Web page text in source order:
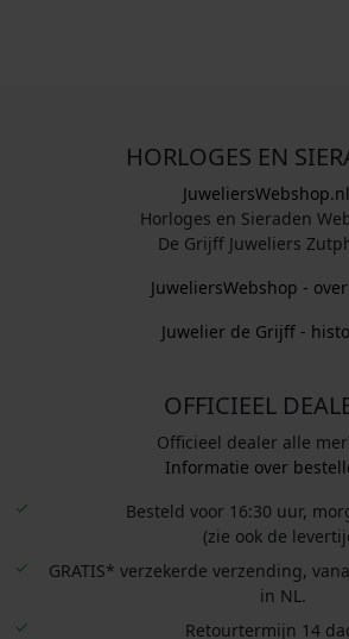
HORLOGES EN
JuweliersWebshop.nl
Horloges en Sieraden
De Grijff Juweliers
JuweliersWebshop -
Juwelier de Grijff -
OFFICIEEL
Officieel dealer alle
Informatie over
Besteld voor 16:30 uur,
(zie ook de
GRATIS* verzekerde verzending,
in NL.
Retourtermijn 14